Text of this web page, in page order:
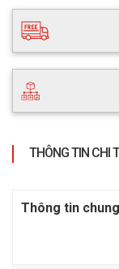
THÔNG TIN CHI
Thông tin chung